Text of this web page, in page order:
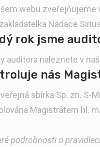
webu zveřejňujeme
Nadace
rok jsme
auditora naleznete v
nás
sbírka Sp. zn. S-
Magistrátem hl.
podrobnosti o